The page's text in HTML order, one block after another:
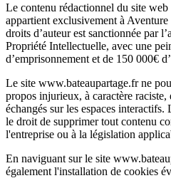
Le contenu rédactionnel du site
appartient exclusivement à
droits d’auteur est sanctionnée par
Propriété Intellectuelle, avec une
d’emprisonnement et de 150 000€
Le site www.bateaupartage.fr ne
propos injurieux, à caractère
échangés sur les espaces interactifs.
le droit de supprimer tout contenu
l'entreprise ou à la législation
En naviguant sur le site
également l'installation de cookies